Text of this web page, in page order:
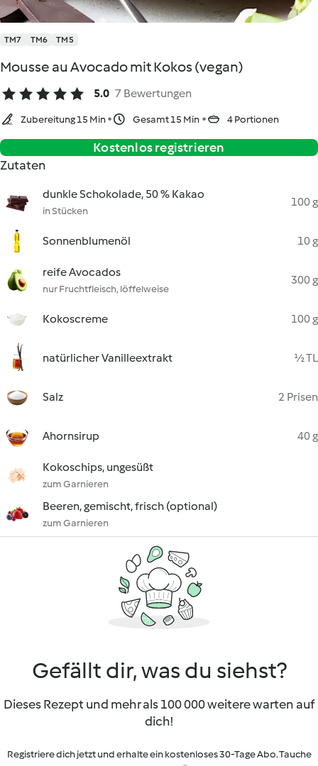
TM7 TM6 TM5
Mousse au Avocado mit Kokos (vegan)
5.0 7 Bewertungen
Zubereitung 15 Min Gesamt 15 Min 4 Portionen
Kostenlos registrieren
Zutaten
dunkle Schokolade, 50 % Kakao
in Stücken
100 g
Sonnenblumenöl 10 g
reife Avocados
nur Fruchtfleisch, löffelweise
300 g
Kokoscreme 100 g
natürlicher Vanilleextrakt ½ TL
Salz 2 Prisen
Ahornsirup 40 g
Kokoschips, ungesüßt
zum Garnieren
Beeren, gemischt, frisch (optional)
zum Garnieren
Gefällt dir, was du siehst?
Dieses Rezept und mehr als 100 000 weitere warten auf
dich!
Registriere dich jetzt und erhalte ein kostenloses 30-Tage Abo. Tauche